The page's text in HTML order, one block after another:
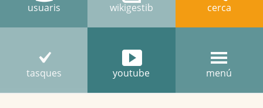
usuaris wikigestib cerca
tasques youtube menú